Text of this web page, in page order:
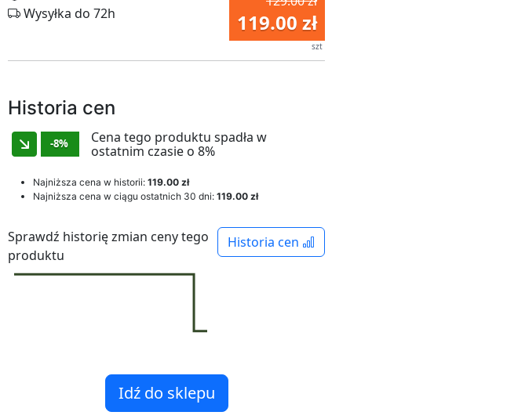
119.00 zł
szt
Wysyłka do 72h
Historia cen
-8%
Cena tego produktu spadła w
ostatnim czasie o 8%
Najniższa cena w historii: 119.00 zł
Najniższa cena w ciągu ostatnich 30 dni: 119.00 zł
Historia cen
Sprawdź historię zmian ceny tego
produktu
Idź do sklepu